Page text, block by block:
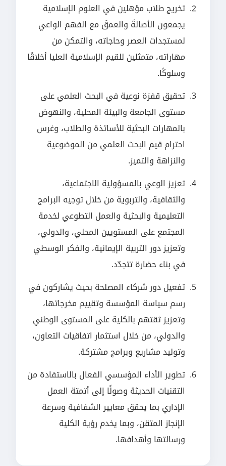
تخريج طلاب مؤهلين في العلوم الإسلامية
يجمعون الأصالةَ والعمقَ مع الفهم الواعي
لمستجدات العصر وحاجاته، والتمكن من
مهاراته، متمثلين للقيم الإسلامية العليا أخلاقًا
وسلوكًا.
تحقيق قفزة نوعية في البحث العلمي على
مستوى الجامعة والبيئة المحلية، والنهوض
بالمهارات البحثية للأساتذة والطلاب، وغرس
احترام قيم البحث العلمي من الموضوعية
والنزاهة والتميز.
تعزيز الوعي بالمسؤولية الاجتماعية،
والثقافية، والتربوية من خلال توجيه البرامج
التعليمية والبحثية والعمل التطوعي لخدمة
المجتمع على المستويين المحلي، والدولي،
وتعزيز دور التربية الإيمانية، والفكر الوسطي
في بناء حضارة تتجدّد.
تفعيل دور شركاء المصلحة بحيث يشاركون في
رسم سياسة المؤسسة وتقييم مخرجاتها،
وتعزيز ثقتهم بالكلية على المستوى الوطني
والدولي، من خلال استثمار اتفاقيات التعاون،
وتوليد مشاريع وبرامج مشتركة.
تطوير الأداء المؤسسي الفعال بالاستفادة من
التقنيات الحديثة وصولًا إلى أتمتة العمل
الإداري بما يحقق معايير الشفافية وسرعة
الإنجاز المتقن، وبما يخدم رؤية الكلية
ورسالتها وأهدافها.